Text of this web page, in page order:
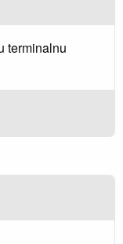
terminalnu